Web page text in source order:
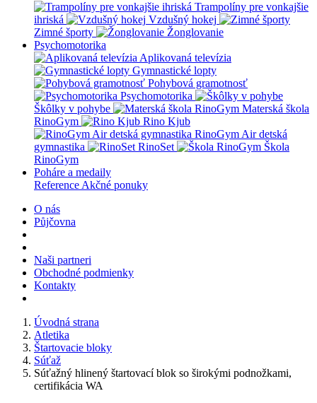
Trampolíny pre vonkajšie
ihriská
Vzdušný hokej
Zimné športy
Žonglovanie
Psychomotorika
Aplikovaná televízia
Gymnastické lopty
Pohybová gramotnosť
Psychomotorika
Škôlky v pohybe
Materská škola
RinoGym
Rino Kjub
RinoGym Air detská
gymnastika
RinoSet
Škola
RinoGym
Poháre a medaily
Reference Akčné ponuky
O nás
Půjčovna
Naši partneri
Obchodné podmienky
Kontakty
Úvodná strana
Atletika
Štartovacie bloky
Súťaž
Súťažný hlinený štartovací blok so širokými podnožkami,
certifikácia WA